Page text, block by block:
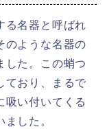
る名器と呼ばれ
のような名器の
した。この蛸つ
ており、まるで
吸い付いてくる
した。